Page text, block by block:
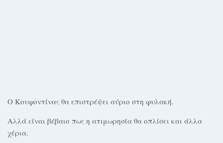
Ο Κουφοντίνας θα επιστρέψει αύριο στη φυλακή.
Αλλά είναι βέβαιο πως η ατιμωρησία θα οπλίσει και άλλα
χέρια.